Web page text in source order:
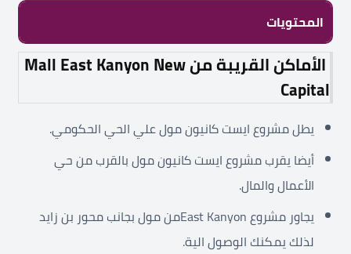
المحتويات
الأماكن القريبة منMall East Kanyon New
Capital
يطل مشروع ايست كانيون مول علي الحي الحكومي.
أيضا يقرب مشروع ايست كانيون مول بالقرب من حي
الأعمال والمال.
يجاور مشروع East Kanyonمن مول بجانب محور بن زايد
لذلك يمكنك الوصول الية.